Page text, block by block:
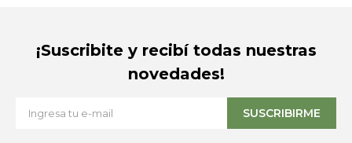
¡Suscribite y recibí todas nuestras
novedades!
SUSCRIBIRME